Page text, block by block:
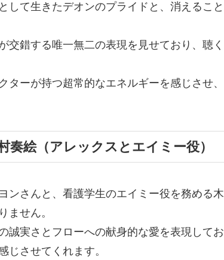
して生きたデオンのプライドと、消えること
交錯する唯一無二の表現を見せており、聴く
ーが持つ超常的なエネルギーを感じさせ、
絵（アレックスとエイミー役）
ンさんと、看護学生のエイミー役を務める木
ません。
誠実さとフローへの献身的な愛を表現してお
じさせてくれます。